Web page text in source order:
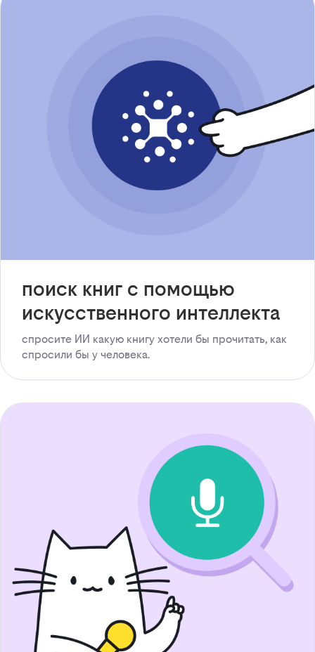
поиск книг с помощью
искусственного интеллекта
спросите ИИ какую книгу хотели бы прочитать, как
спросили бы у человека.